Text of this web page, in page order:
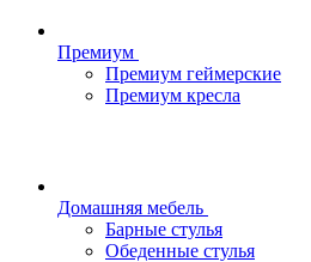
Премиум
Премиум геймерские
Премиум кресла
Домашняя мебель
Барные стулья
Обеденные стулья